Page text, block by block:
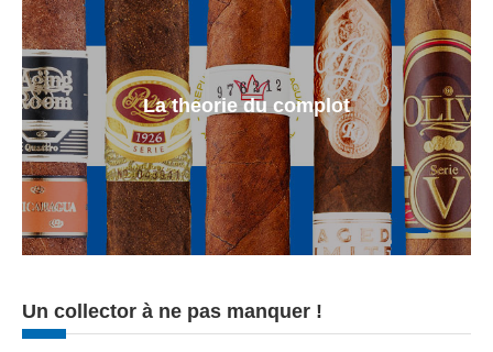
La theorie du complot
Un collector à ne pas manquer !